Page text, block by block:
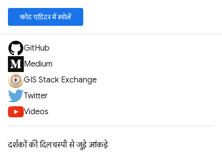
कोड एडिटर में खोलें
GitHub
Medium
GIS Stack Exchange
Twitter
Videos
दर्शकों की दिलचस्पी से जुड़े आंकड़े